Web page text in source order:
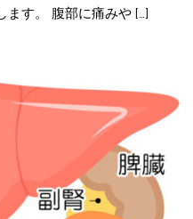
ます。 腹部に痛みや […]